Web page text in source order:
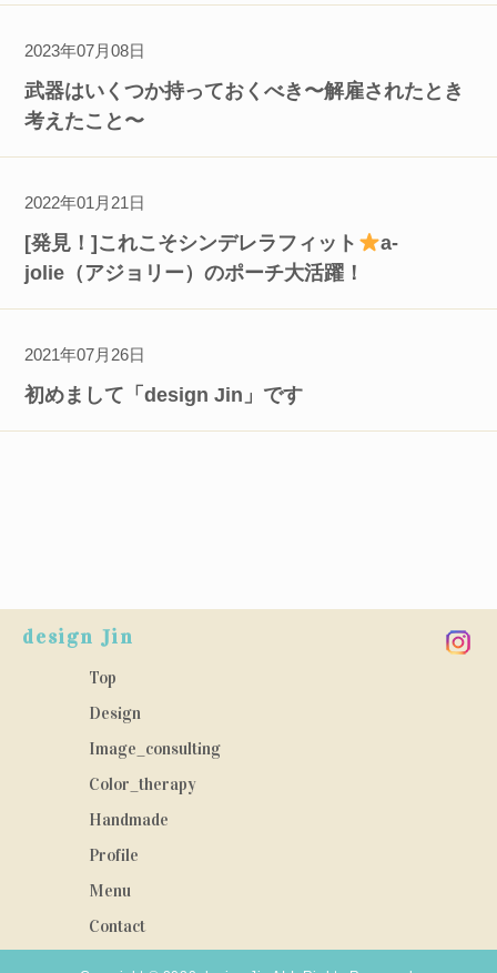
2023年07月08日
武器はいくつか持っておくべき〜解雇されたとき
考えたこと〜
2022年01月21日
[発見！]これこそシンデレラフィット
a-
jolie（アジョリー）のポーチ大活躍！
2021年07月26日
初めまして「design Jin」です
design Jin
Top
Design
Image_consulting
Color_therapy
Handmade
Profile
Menu
Contact